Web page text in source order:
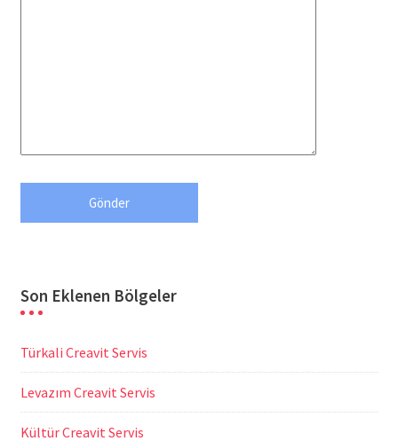
Son Eklenen Bölgeler
Türkali Creavit Servis
Levazım Creavit Servis
Kültür Creavit Servis